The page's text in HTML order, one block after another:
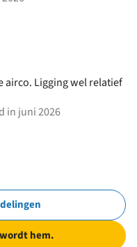
airco. Ligging wel relatief
in juni 2026
hem.